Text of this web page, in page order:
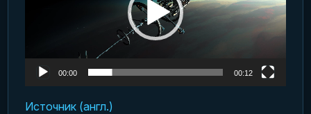
00:00 00:12
Источник (англ.)